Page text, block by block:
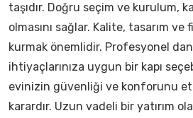
taşıdır. Doğru seçim ve kurulum,
olmasını sağlar. Kalite, tasarım
kurmak önemlidir. Profesyonel
ihtiyaçlarınıza uygun bir kapı
evinizin güvenliği ve konforunu
karardır. Uzun vadeli bir yatırım